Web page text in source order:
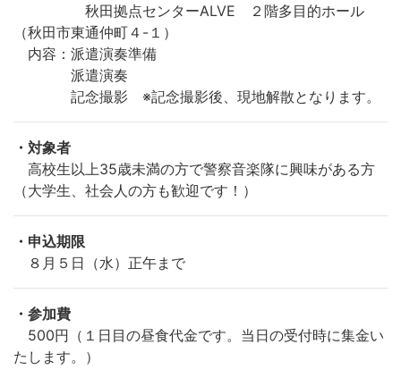
秋田拠点センターALVE ２階多目的ホール
（秋田市東通仲町４-１）
内容：派遣演奏準備
派遣演奏
記念撮影 ※記念撮影後、現地解散となります。
・対象者
高校生以上35歳未満の方で警察音楽隊に興味がある方
（大学生、社会人の方も歓迎です！）
・申込期限
８月５日（水）正午まで
・参加費
500円（１日目の昼食代金です。当日の受付時に集金い
たします。）